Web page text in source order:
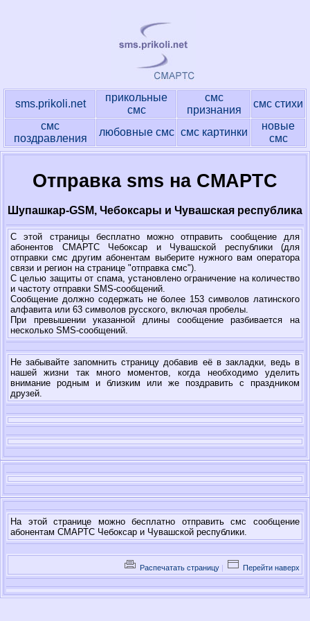
sms.prikoli.net
прикольные
смс
смс
признания
смс стихи
смс
поздравления
любовные смс смс картинки
новые
смс
Отправка sms на СМАРТС
Шупашкар-GSM, Чебоксары и Чувашская республика
С этой страницы бесплатно можно отправить сообщение для
абонентов СМАРТС Чебоксар и Чувашской республики (для
отправки смс другим абонентам выберите нужного вам оператора
связи и регион на странице "отправка смс").
С целью защиты от спама, установлено ограничение на количество
и частоту отправки SMS-сообщений.
Сообщение должно содержать не более 153 символов латинского
алфавита или 63 символов русского, включая пробелы.
При превышении указанной длины сообщение разбивается на
несколько SMS-сообщений.
Не забывайте запомнить страницу добавив её в закладки, ведь в
нашей жизни так много моментов, когда необходимо уделить
внимание родным и близким или же поздравить с праздником
друзей.
На этой странице можно бесплатно отправить смс сообщение
абонентам СМАРТС Чебоксар и Чувашской республики.
Распечатать страницу | Перейти наверх